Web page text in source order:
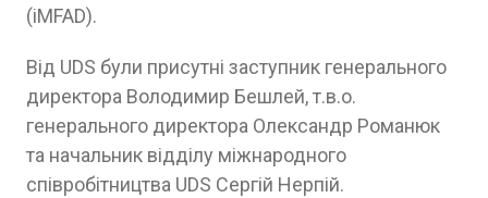
(iMFAD).
Від UDS були присутні заступник генерального
директора Володимир Бешлей, т.в.о.
генерального директора Олександр Романюк
та начальник відділу міжнародного
співробітництва UDS Сергій Нерпій.